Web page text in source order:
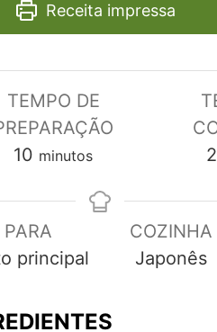
Receita impressa
TEMPO DE
10 minutos
minutos
PARA
principal
COZINHA
Japonês